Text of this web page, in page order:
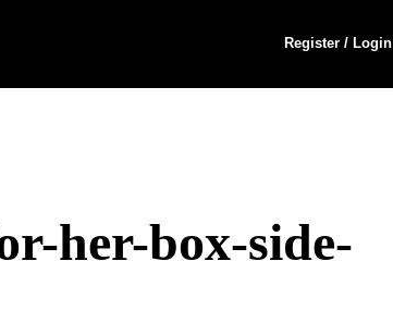
Register / Login
her-box-side-